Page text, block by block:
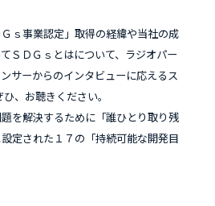
ｓ事業認定」取得の経緯や当社の成
ＳＤＧｓとはについて、ラジオパー
サーからのインタビューに応えるス
、お聴きください。
を解決するために「誰ひとり取り残
定された１７の「持続可能な開発目